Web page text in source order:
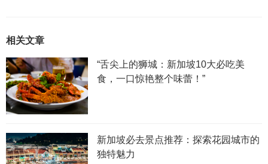
相关文章
“舌尖上的狮城：新加坡10大必吃美
食，一口惊艳整个味蕾！”
新加坡必去景点推荐：探索花园城市的
独特魅力